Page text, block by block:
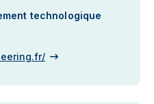
technologique